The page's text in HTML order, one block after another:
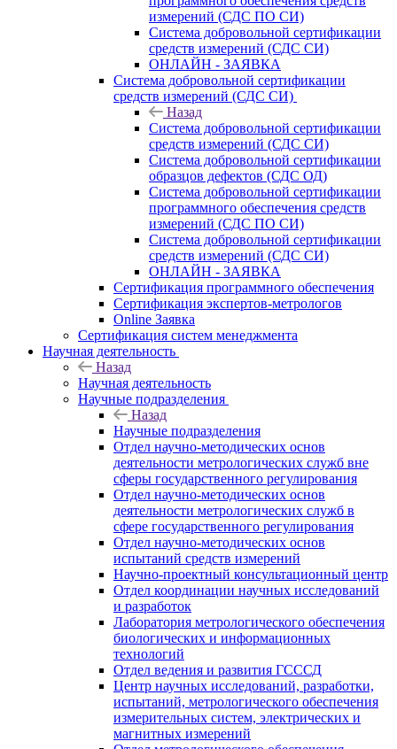
измерений (СДС ПО СИ)
Система добровольной сертификации
средств измерений (СДС СИ)
ОНЛАЙН - ЗАЯВКА
Система добровольной сертификации
средств измерений (СДС СИ)
Назад
Система добровольной сертификации
средств измерений (СДС СИ)
Система добровольной сертификации
образцов дефектов (СДС ОД)
Система добровольной сертификации
программного обеспечения средств
измерений (СДС ПО СИ)
Система добровольной сертификации
средств измерений (СДС СИ)
ОНЛАЙН - ЗАЯВКА
Сертификация программного обеспечения
Сертификация экспертов-метрологов
Online Заявка
Сертификация систем менеджмента
Научная деятельность
Назад
Научная деятельность
Научные подразделения
Назад
Научные подразделения
Отдел научно-методических основ
деятельности метрологических служб вне
сферы государственного регулирования
Отдел научно-методических основ
деятельности метрологических служб в
сфере государственного регулирования
Отдел научно-методических основ
испытаний средств измерений
Научно-проектный консультационный центр
Отдел координации научных исследований
и разработок
Лаборатория метрологического обеспечения
биологических и информационных
технологий
Отдел ведения и развития ГСССД
Центр научных исследований, разработки,
испытаний, метрологического обеспечения
измерительных систем, электрических и
магнитных измерений